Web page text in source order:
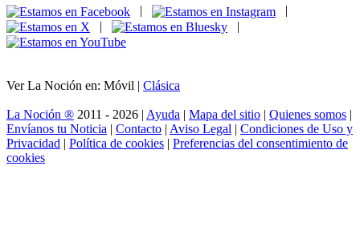
|
|
|
|
Ver La Noción en: Móvil | Clásica
La Noción ® 2011 - 2026 | Ayuda | Mapa del sitio | Quienes somos |
Envíanos tu Noticia | Contacto | Aviso Legal | Condiciones de Uso y
Privacidad | Política de cookies | Preferencias del consentimiento de
cookies